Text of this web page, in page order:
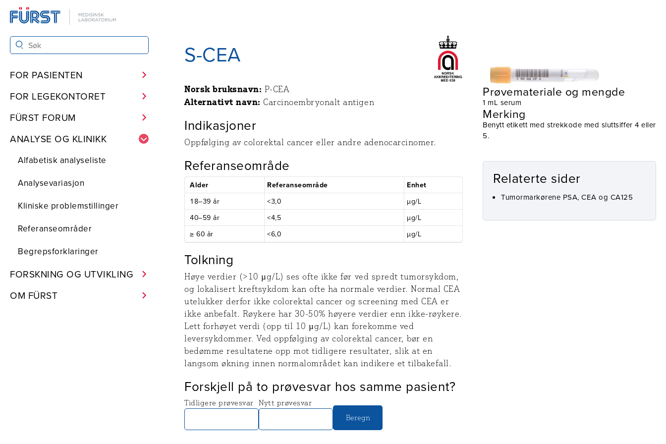
FOR PASIENTEN
FOR LEGEKONTORET
FÜRST FORUM
ANALYSE OG KLINIKK
Alfabetisk analyseliste
Analysevariasjon
Kliniske problemstillinger
Referanseområder
Begrepsforklaringer
FORSKNING OG UTVIKLING
OM FÜRST
S-CEA
Norsk bruksnavn: P-CEA
Alternativt navn:Carcinoembryonalt antigen
Indikasjoner
Oppfølging av colorektal cancer eller andre adenocarcinomer.
Referanseområde
Alder Referanseområde
Enhet
18–39 år
<3,0
µg/L
40–59 år
<4,5
µg/L
≥ 60 år
<6,0 µg/L
Tolkning
Høye verdier (>10 µg/L) ses ofte ikke før ved spredt tumorsykdom,
og lokalisert kreftsykdom kan ofte ha normale verdier. Normal CEA
utelukker derfor ikke colorektal cancer og screening med CEA er
ikke anbefalt. Røykere har 30-50% høyere verdier enn ikke-røykere.
Lett forhøyet verdi (opp til 10 µg/L) kan forekomme ved
leversykdommer. Ved oppfølging av colorektal cancer, bør en
bedømme resultatene opp mot tidligere resultater, slik at en
langsom økning innen normalområdet kan indikere et tilbakefall.
Forskjell på to prøvesvar hos samme pasient?
Tidligere prøvesvar Nytt prøvesvar
Beregn
Prøvetaking
Utstyr
Prøvemateriale og mengde
1 mL serum
Merking
Benytt etikett med strekkode med sluttsiffer 4 eller
5.
Relaterte sider
Tumormarkørene PSA, CEA og CA125